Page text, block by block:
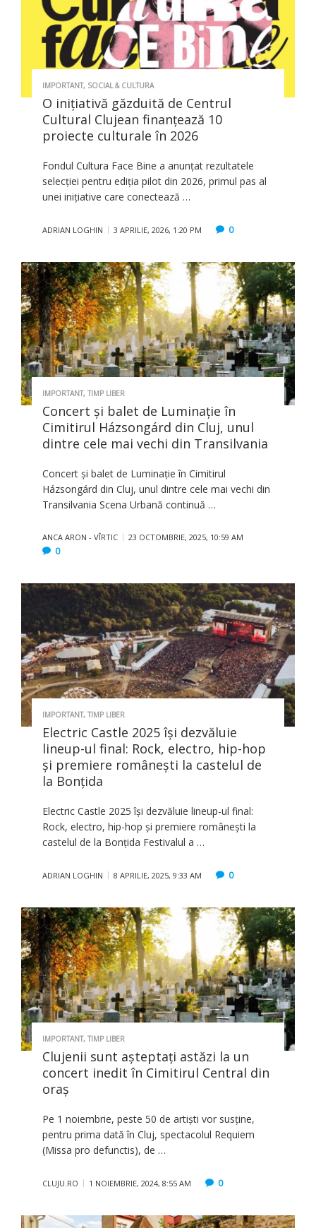
IMPORTANT, SOCIAL & CULTURA
O inițiativă găzduită de Centrul
Cultural Clujean finanțează 10
proiecte culturale în 2026
Fondul Cultura Face Bine a anunțat rezultatele
selecției pentru ediția pilot din 2026, primul pas al
unei inițiative care conectează …
ADRIAN LOGHIN 3 APRILIE, 2026, 1:20 PM 0
IMPORTANT, TIMP LIBER
Concert și balet de Luminație în
Cimitirul Házsongárd din Cluj, unul
dintre cele mai vechi din Transilvania
Concert și balet de Luminație în Cimitirul
Házsongárd din Cluj, unul dintre cele mai vechi din
Transilvania Scena Urbană continuă …
ANCA ARON - VÎRTIC 23 OCTOMBRIE, 2025, 10:59 AM
0
IMPORTANT, TIMP LIBER
Electric Castle 2025 își dezvăluie
lineup-ul final: Rock, electro, hip-hop
și premiere românești la castelul de
la Bonțida
Electric Castle 2025 își dezvăluie lineup-ul final:
Rock, electro, hip-hop și premiere românești la
castelul de la Bonțida Festivalul a …
ADRIAN LOGHIN 8 APRILIE, 2025, 9:33 AM 0
IMPORTANT, TIMP LIBER
Clujenii sunt aşteptaţi astăzi la un
concert inedit în Cimitirul Central din
oraş
Pe 1 noiembrie, peste 50 de artiști vor susține,
pentru prima dată în Cluj, spectacolul Requiem
(Missa pro defunctis), de …
CLUJU.RO 1 NOIEMBRIE, 2024, 8:55 AM 0